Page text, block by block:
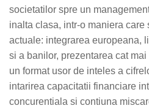
societatilor spre un
inalta clasa, intr-o maniera
actuale: integrarea europeana,
si a banilor, prezentarea cat
un format usor de inteles a
intarirea capacitatii financiare
concurentiala si contiuna